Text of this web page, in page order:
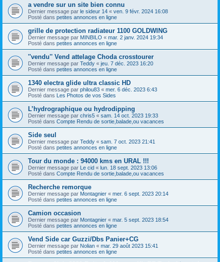
a vendre sur un site bien connu
Dernier message par le sideur 14 « ven. 9 févr. 2024 16:08
Posté dans petites annonces en ligne
grille de protection radiateur 1100 GOLDWING
Dernier message par MINBILO « mar. 2 janv. 2024 19:34
Posté dans petites annonces en ligne
''vendu'' Vend attelage Choda crosstourer
Dernier message par Teddy « jeu. 7 déc. 2023 16:20
Posté dans petites annonces en ligne
1340 electra glide ultra classic HD
Dernier message par philou83 « mer. 6 déc. 2023 6:43
Posté dans Les Photos de vos Sides
L’hydrographique ou hydrodipping
Dernier message par chris5 « sam. 14 oct. 2023 19:33
Posté dans Compte Rendu de sortie,balade,ou vacances
Side seul
Dernier message par Teddy « sam. 7 oct. 2023 21:41
Posté dans petites annonces en ligne
Tour du monde : 94000 kms en URAL !!!
Dernier message par Le cid « lun. 18 sept. 2023 13:06
Posté dans Compte Rendu de sortie,balade,ou vacances
Recherche remorque
Dernier message par Montagnier « mer. 6 sept. 2023 20:14
Posté dans petites annonces en ligne
Camion occasion
Dernier message par Montagnier « mar. 5 sept. 2023 18:54
Posté dans petites annonces en ligne
Vend Side car Guzzi/Dbs Panier+CG
Dernier message par Nolian « mar. 29 août 2023 15:41
Posté dans petites annonces en ligne